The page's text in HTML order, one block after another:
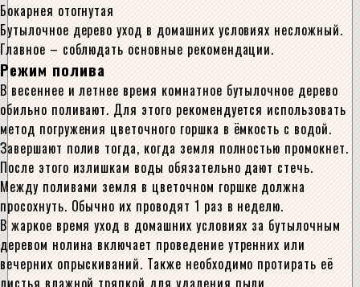
Бокарнея отогнутая
Бутылочное дерево уход в домашних условиях несложный.
Главное – соблюдать основные рекомендации.
Режим полива
В весеннее и летнее время комнатное бутылочное дерево
обильно поливают. Для этого рекомендуется использовать
метод погружения цветочного горшка в ёмкость с водой.
Завершают полив тогда, когда земля полностью промокнет.
После этого излишкам воды обязательно дают стечь.
Между поливами земля в цветочном горшке должна
просохнуть. Обычно их проводят 1 раз в неделю.
В жаркое время уход в домашних условиях за бутылочным
деревом нолина включает проведение утренних или
вечерних опрыскиваний. Также необходимо протирать её